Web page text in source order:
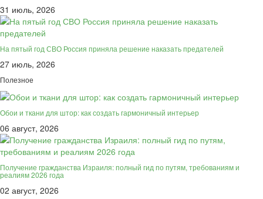
31 июль, 2026
На пятый год СВО Россия приняла решение наказать предателей
27 июль, 2026
Полезное
Обои и ткани для штор: как создать гармоничный интерьер
06 август, 2026
Получение гражданства Израиля: полный гид по путям, требованиям и
реалиям 2026 года
02 август, 2026